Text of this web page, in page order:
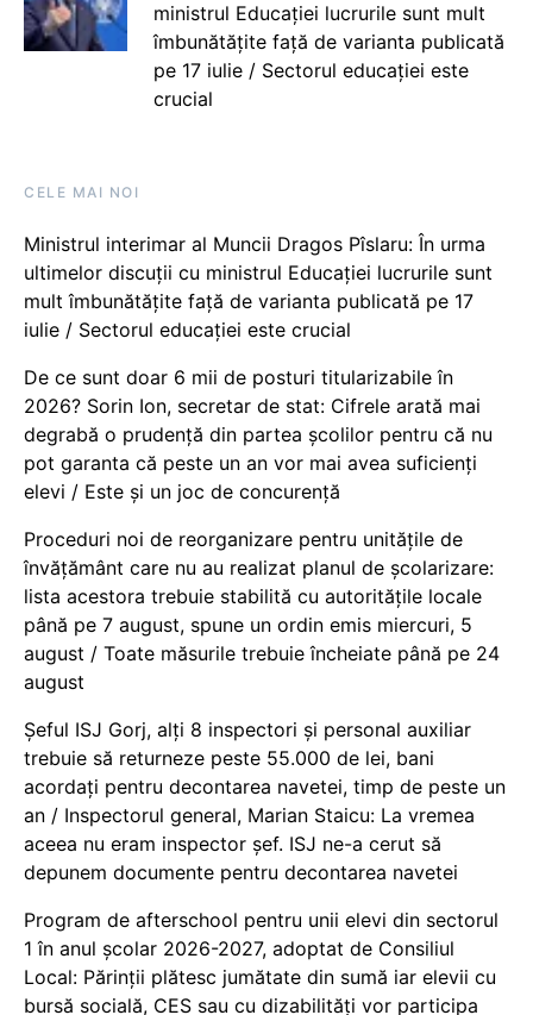
ministrul Educației lucrurile sunt mult
îmbunătățite față de varianta publicată
pe 17 iulie / Sectorul educației este
crucial
CELE MAI NOI
Ministrul interimar al Muncii Dragos Pîslaru: În urma
ultimelor discuții cu ministrul Educației lucrurile sunt
mult îmbunătățite față de varianta publicată pe 17
iulie / Sectorul educației este crucial
De ce sunt doar 6 mii de posturi titularizabile în
2026? Sorin Ion, secretar de stat: Cifrele arată mai
degrabă o prudență din partea școlilor pentru că nu
pot garanta că peste un an vor mai avea suficienți
elevi / Este și un joc de concurență
Proceduri noi de reorganizare pentru unitățile de
învățământ care nu au realizat planul de școlarizare:
lista acestora trebuie stabilită cu autoritățile locale
până pe 7 august, spune un ordin emis miercuri, 5
august / Toate măsurile trebuie încheiate până pe 24
august
Șeful ISJ Gorj, alți 8 inspectori și personal auxiliar
trebuie să returneze peste 55.000 de lei, bani
acordați pentru decontarea navetei, timp de peste un
an / Inspectorul general, Marian Staicu: La vremea
aceea nu eram inspector șef. ISJ ne-a cerut să
depunem documente pentru decontarea navetei
Program de afterschool pentru unii elevi din sectorul
1 în anul școlar 2026-2027, adoptat de Consiliul
Local: Părinții plătesc jumătate din sumă iar elevii cu
bursă socială, CES sau cu dizabilităţi vor participa